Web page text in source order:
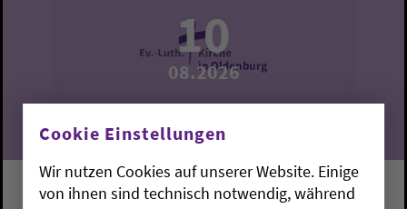
10
08.2026
Krabbelgruppe
Cookie Einstellungen
Wir nutzen Cookies auf unserer Website. Einige
von ihnen sind technisch notwendig, während